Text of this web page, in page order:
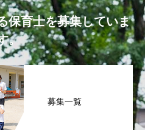
保育士を募集していま
。
募集一覧